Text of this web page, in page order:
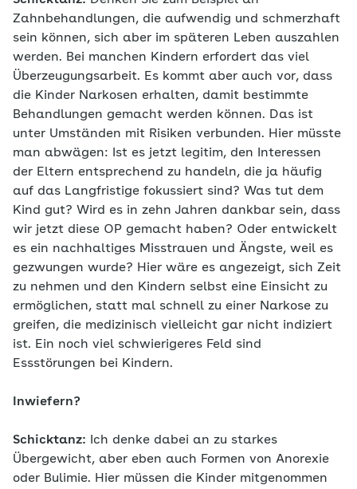
Zahnbehandlungen, die aufwendig und schmerzhaft
sein können, sich aber im späteren Leben auszahlen
werden. Bei manchen Kindern erfordert das viel
Überzeugungsarbeit. Es kommt aber auch vor, dass
die Kinder Narkosen erhalten, damit bestimmte
Behandlungen gemacht werden können. Das ist
unter Umständen mit Risiken verbunden. Hier müsste
man abwägen: Ist es jetzt legitim, den Interessen
der Eltern entsprechend zu handeln, die ja häufig
auf das Langfristige fokussiert sind? Was tut dem
Kind gut? Wird es in zehn Jahren dankbar sein, dass
wir jetzt diese OP gemacht haben? Oder entwickelt
es ein nachhaltiges Misstrauen und Ängste, weil es
gezwungen wurde? Hier wäre es angezeigt, sich Zeit
zu nehmen und den Kindern selbst eine Einsicht zu
ermöglichen, statt mal schnell zu einer Narkose zu
greifen, die medizinisch vielleicht gar nicht indiziert
ist. Ein noch viel schwierigeres Feld sind
Essstörungen bei Kindern.
Inwiefern?
Schicktanz: Ich denke dabei an zu starkes
Übergewicht, aber eben auch Formen von Anorexie
oder Bulimie. Hier müssen die Kinder mitgenommen